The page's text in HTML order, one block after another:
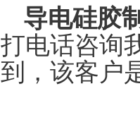
导电硅胶
打电话咨询
到，该客户